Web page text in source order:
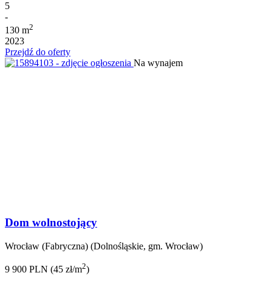
5
-
130 m2
2023
Przejdź do oferty
Na wynajem
Dom wolnostojący
Wrocław (Fabryczna) (Dolnośląskie, gm. Wrocław)
9 900 PLN (45 zł/m2)